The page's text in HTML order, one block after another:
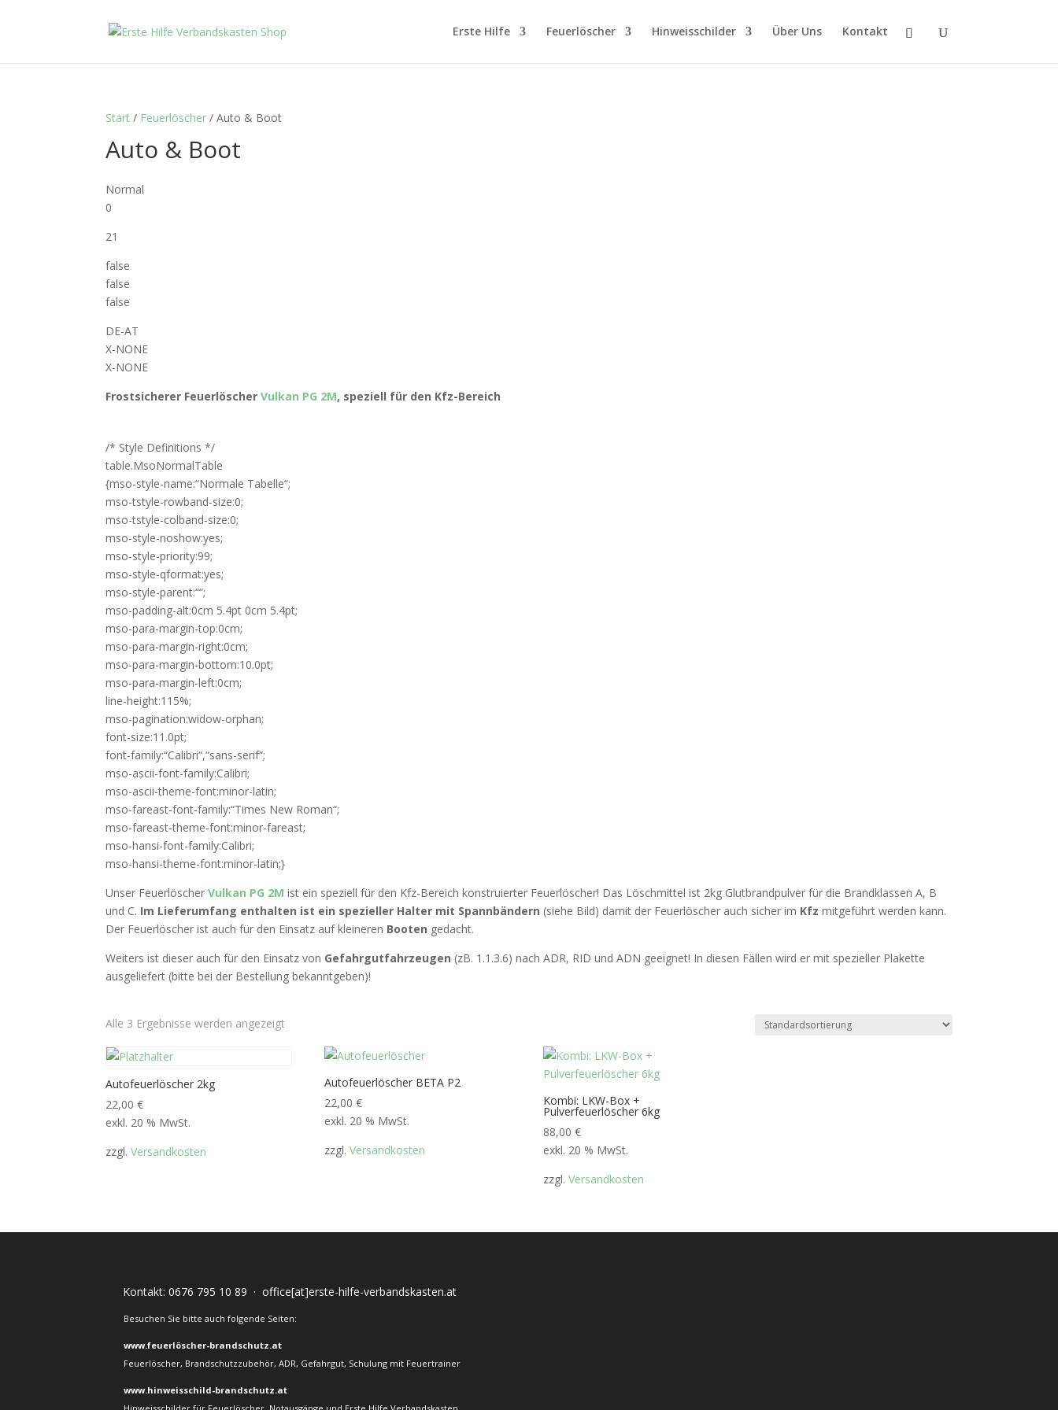
Erste Hilfe Feuerlöscher Hinweisschilder Über Uns Kontakt
Start / Feuerlöscher / Auto & Boot
Auto & Boot
Normal
0
21
false
false
false
DE-AT
X-NONE
X-NONE
Frostsicherer FeuerlöscherVulkan PG 2M, speziell für den Kfz-Bereich
/* Style Definitions */
table.MsoNormalTable
{mso-style-name:“Normale Tabelle“;
mso-tstyle-rowband-size:0;
mso-tstyle-colband-size:0;
mso-style-noshow:yes;
mso-style-priority:99;
mso-style-qformat:yes;
mso-style-parent:““;
mso-padding-alt:0cm 5.4pt 0cm 5.4pt;
mso-para-margin-top:0cm;
mso-para-margin-right:0cm;
mso-para-margin-bottom:10.0pt;
mso-para-margin-left:0cm;
line-height:115%;
mso-pagination:widow-orphan;
font-size:11.0pt;
font-family:“Calibri“,“sans-serif“;
mso-ascii-font-family:Calibri;
mso-ascii-theme-font:minor-latin;
mso-fareast-font-family:“Times New Roman“;
mso-fareast-theme-font:minor-fareast;
mso-hansi-font-family:Calibri;
mso-hansi-theme-font:minor-latin;}
Unser FeuerlöscherVulkan PG 2M ist ein speziell für den Kfz-Bereich konstruierter Feuerlöscher! Das Löschmittel ist 2kg Glutbrandpulver für die Brandklassen A, B
und C. Im Lieferumfang enthalten ist ein spezieller Halter mit Spannbändern (siehe Bild) damit der Feuerlöscher auch sicher im Kfzmitgeführt werden kann.
Der Feuerlöscher ist auch für den Einsatz auf kleineren Booten gedacht.
Weiters ist dieser auch für den Einsatz von Gefahrgutfahrzeugen (zB. 1.1.3.6) nach ADR, RID und ADN geeignet! In diesen Fällen wird er mit spezieller Plakette
ausgeliefert (bitte bei der Bestellung bekanntgeben)!
Alle 3 Ergebnisse werden angezeigt
Autofeuerlöscher 2kg
22,00€
exkl. 20 % MwSt.
zzgl.Versandkosten
Autofeuerlöscher BETA P2
22,00€
exkl. 20 % MwSt.
zzgl.Versandkosten
Kombi: LKW-Box +
Pulverfeuerlöscher 6kg
88,00€
exkl. 20 % MwSt.
zzgl.Versandkosten
Kontakt:0676 795 10 89 ·office[at]erste-hilfe-verbandskasten.at
Besuchen Sie bitte auch folgende Seiten:
www.feuerlöscher-brandschutz.at
Feuerlöscher, Brandschutzzubehör, ADR, Gefahrgut, Schulung mit Feuertrainer
www.hinweisschild-brandschutz.at